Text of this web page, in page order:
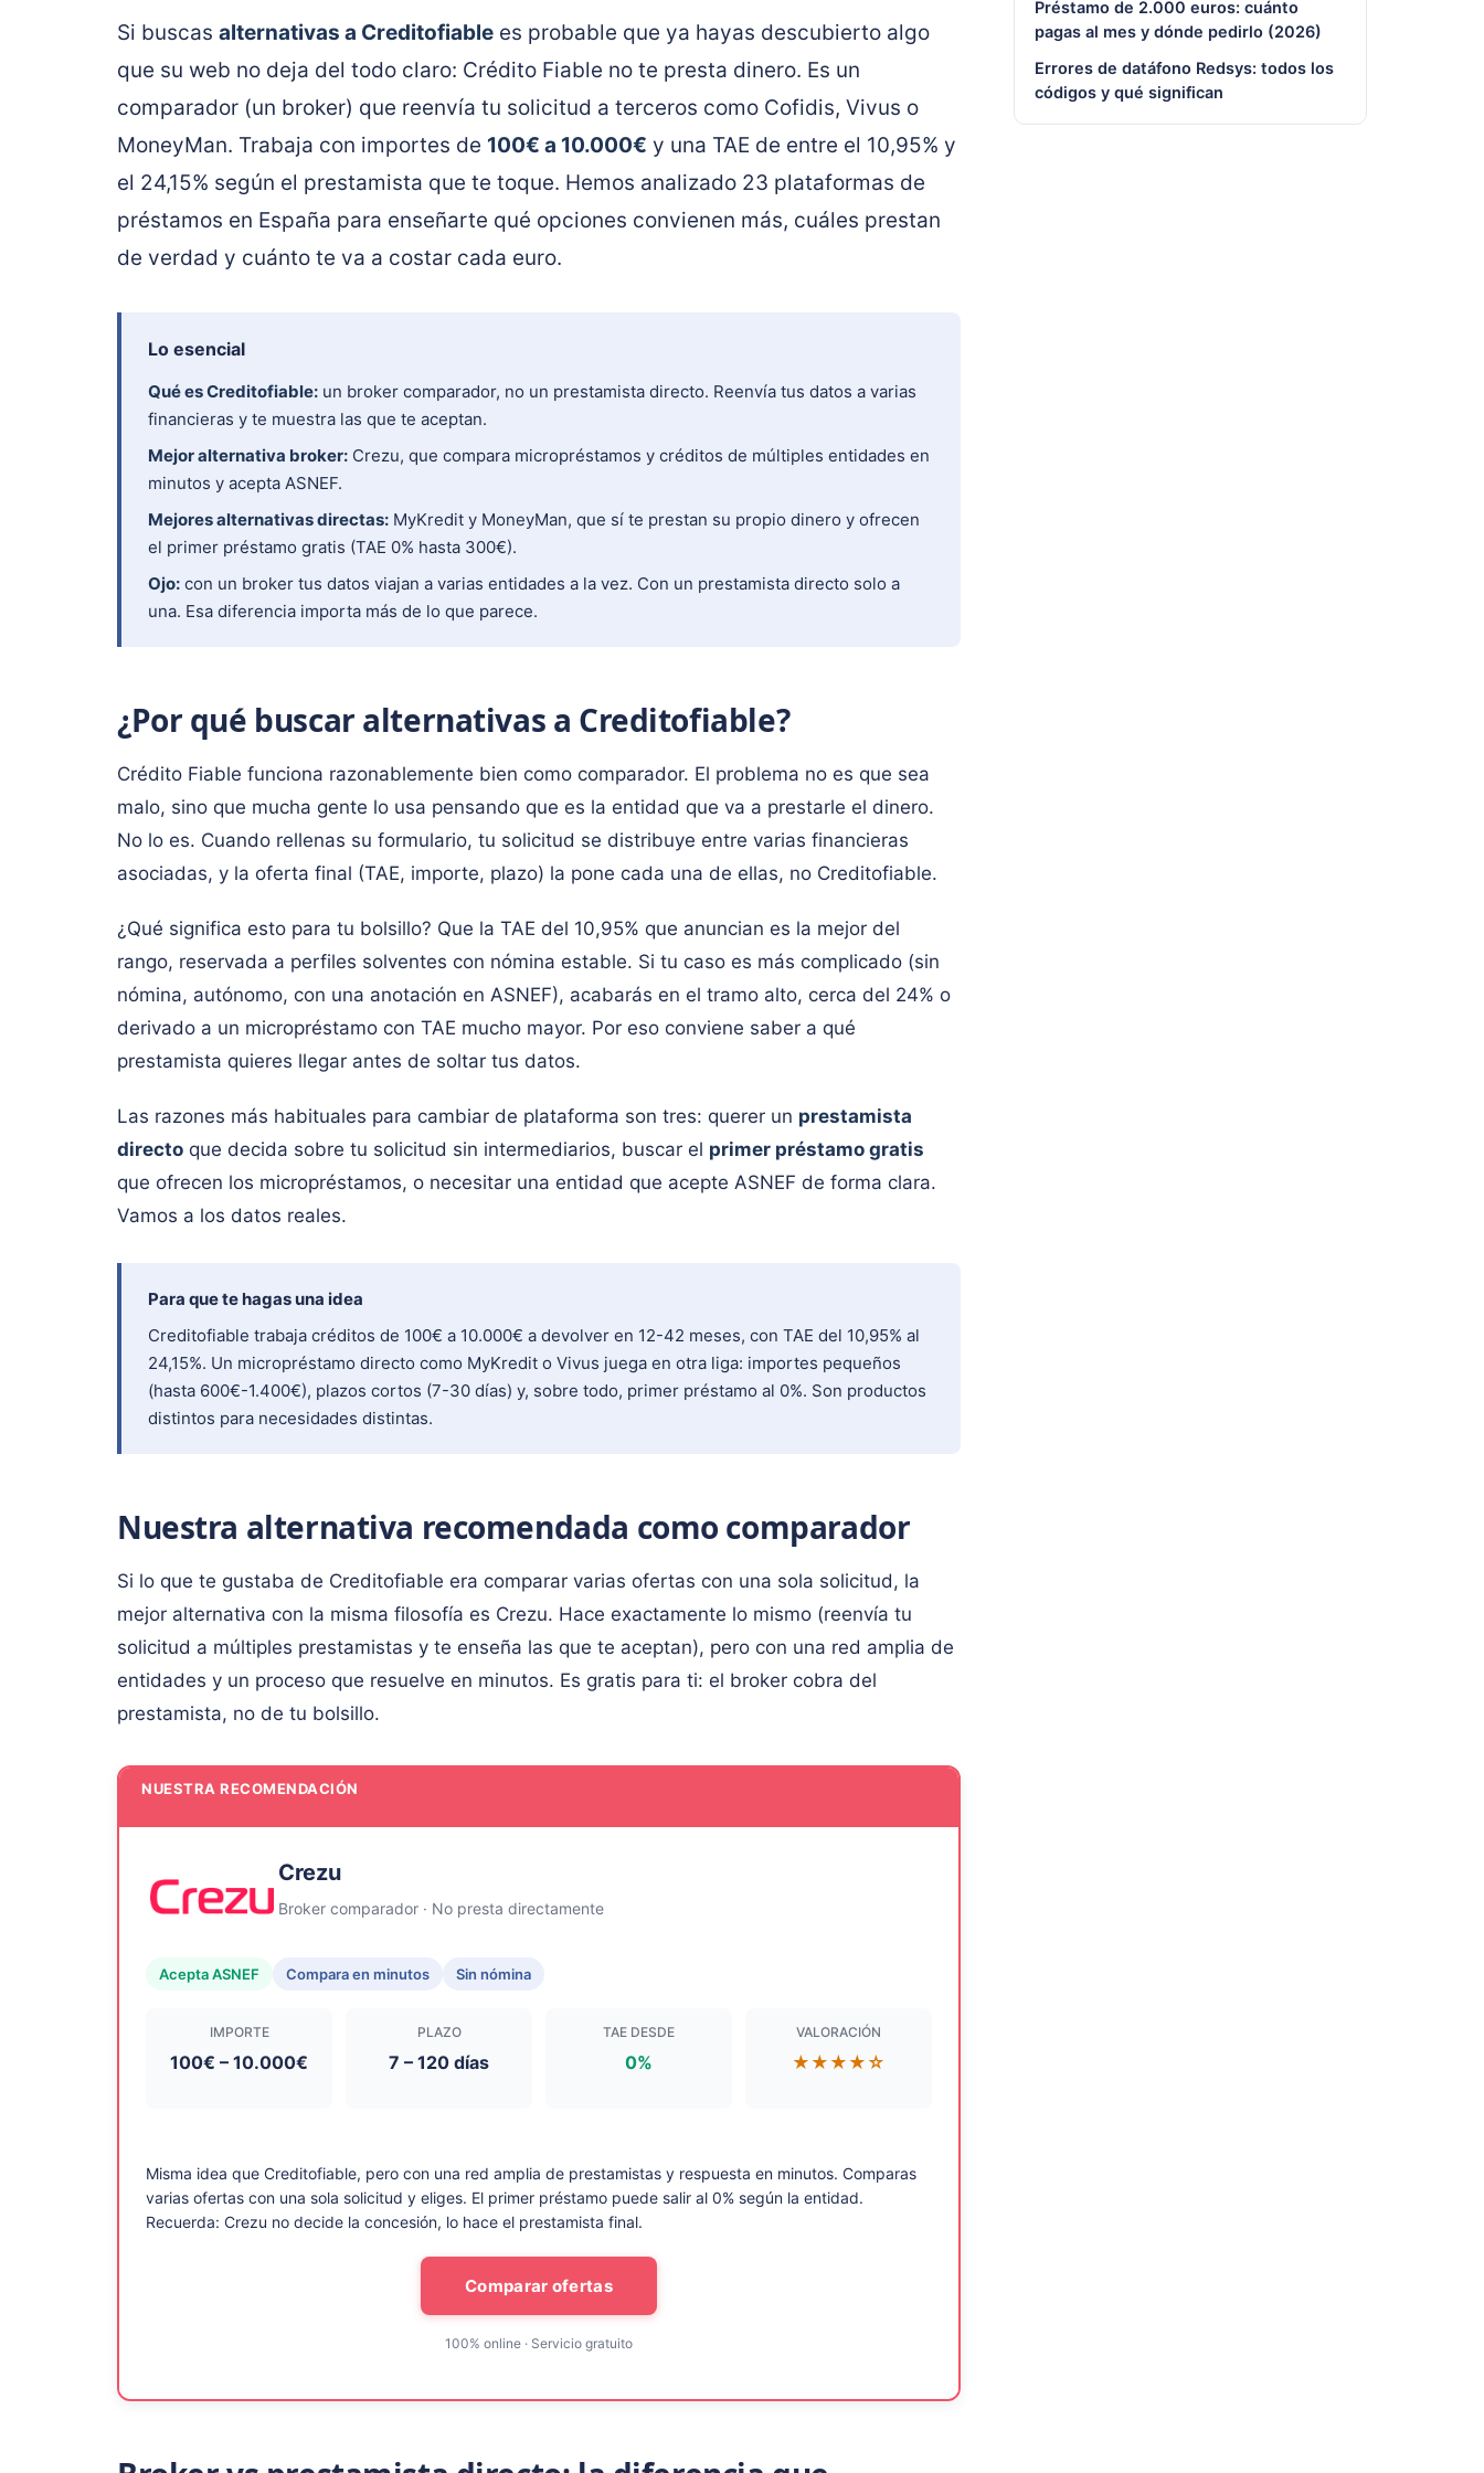
Si buscas alternativas a Creditofiable es probable que ya hayas descubierto algo
que su web no deja del todo claro: Crédito Fiable no te presta dinero. Es un
comparador (un broker) que reenvía tu solicitud a terceros como Cofidis, Vivus o
MoneyMan. Trabaja con importes de 100€ a 10.000€ y una TAE de entre el 10,95% y
el 24,15% según el prestamista que te toque. Hemos analizado 23 plataformas de
préstamos en España para enseñarte qué opciones convienen más, cuáles prestan
de verdad y cuánto te va a costar cada euro.
Lo esencial
Qué es Creditofiable: un broker comparador, no un prestamista directo. Reenvía tus datos a varias
financieras y te muestra las que te aceptan.
Mejor alternativa broker: Crezu, que compara micropréstamos y créditos de múltiples entidades en
minutos y acepta ASNEF.
Mejores alternativas directas: MyKredit y MoneyMan, que sí te prestan su propio dinero y ofrecen
el primer préstamo gratis (TAE 0% hasta 300€).
Ojo: con un broker tus datos viajan a varias entidades a la vez. Con un prestamista directo solo a
una. Esa diferencia importa más de lo que parece.
¿Por qué buscar alternativas a Creditofiable?
Crédito Fiable funciona razonablemente bien como comparador. El problema no es que sea
malo, sino que mucha gente lo usa pensando que es la entidad que va a prestarle el dinero.
No lo es. Cuando rellenas su formulario, tu solicitud se distribuye entre varias financieras
asociadas, y la oferta final (TAE, importe, plazo) la pone cada una de ellas, no Creditofiable.
¿Qué significa esto para tu bolsillo? Que la TAE del 10,95% que anuncian es la mejor del
rango, reservada a perfiles solventes con nómina estable. Si tu caso es más complicado (sin
nómina, autónomo, con una anotación en ASNEF), acabarás en el tramo alto, cerca del 24% o
derivado a un micropréstamo con TAE mucho mayor. Por eso conviene saber a qué
prestamista quieres llegar antes de soltar tus datos.
Las razones más habituales para cambiar de plataforma son tres: querer un prestamista
directo que decida sobre tu solicitud sin intermediarios, buscar el primer préstamo gratis
que ofrecen los micropréstamos, o necesitar una entidad que acepte ASNEF de forma clara.
Vamos a los datos reales.
Para que te hagas una idea
Creditofiable trabaja créditos de 100€ a 10.000€ a devolver en 12-42 meses, con TAE del 10,95% al
24,15%. Un micropréstamo directo como MyKredit o Vivus juega en otra liga: importes pequeños
(hasta 600€-1.400€), plazos cortos (7-30 días) y, sobre todo, primer préstamo al 0%. Son productos
distintos para necesidades distintas.
Nuestra alternativa recomendada como comparador
Si lo que te gustaba de Creditofiable era comparar varias ofertas con una sola solicitud, la
mejor alternativa con la misma filosofía es Crezu. Hace exactamente lo mismo (reenvía tu
solicitud a múltiples prestamistas y te enseña las que te aceptan), pero con una red amplia de
entidades y un proceso que resuelve en minutos. Es gratis para ti: el broker cobra del
prestamista, no de tu bolsillo.
NUESTRA RECOMENDACIÓN
Crezu
Broker comparador · No presta directamente
Acepta ASNEF Compara en minutos Sin nómina
IMPORTE
100€ – 10.000€
PLAZO
7 – 120 días
TAE DESDE
0%
VALORACIÓN
★★★★☆
Misma idea que Creditofiable, pero con una red amplia de prestamistas y respuesta en minutos. Comparas
varias ofertas con una sola solicitud y eliges. El primer préstamo puede salir al 0% según la entidad.
Recuerda: Crezu no decide la concesión, lo hace el prestamista final.
Comparar ofertas
100% online · Servicio gratuito
Préstamo de 2.000 euros: cuánto
pagas al mes y dónde pedirlo (2026)
Errores de datáfono Redsys: todos los
códigos y qué significan